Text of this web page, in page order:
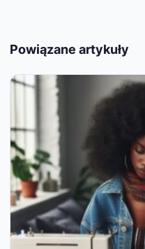
Powiązane artykuły